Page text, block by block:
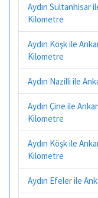
Aydın Sultanhisar
Kilometre
Aydın Köşk ile
Kilometre
Aydın Nazilli ile
Aydın Çine ile
Kilometre
Aydın Köşk ile
Kilometre
Aydın Efeler ile